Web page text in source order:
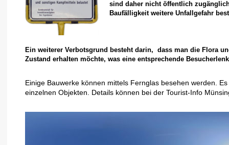
sind daher nicht öffentlich
Baufälligkeit weitere Unfallgefahr
Ein weiterer Verbotsgrund besteht darin, dass man die Flora
Zustand erhalten möchte, was eine entsprechende
Einige Bauwerke können mittels Fernglas besehen werden.
einzelnen Objekten. Details können bei der Tourist-Info